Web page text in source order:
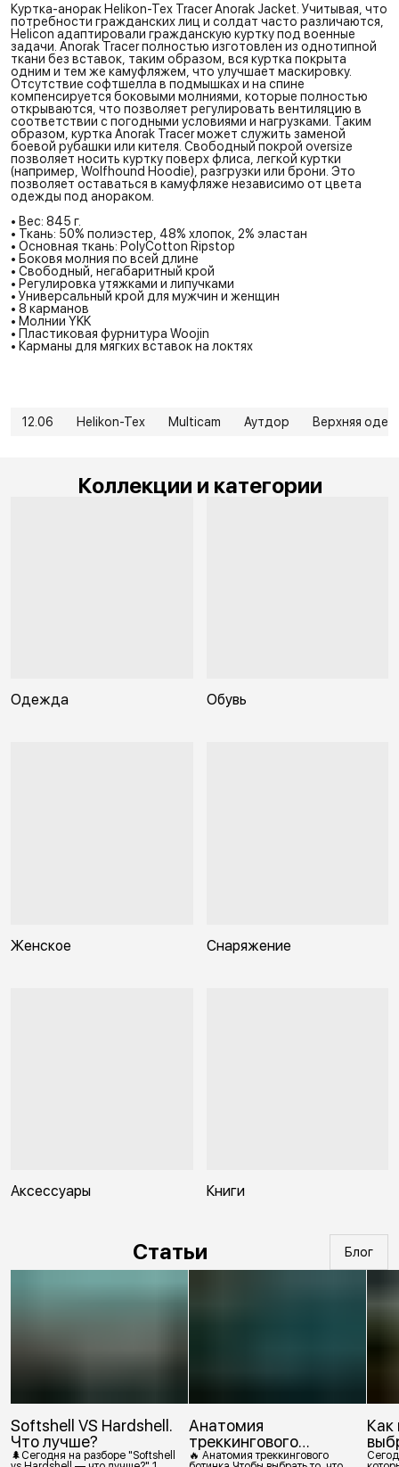
Куртка-анорак Helikon-Tex Tracer Anorak Jacket. Учитывая, что
потребности гражданских лиц и солдат часто различаются,
Helicon адаптировали гражданскую куртку под военные
задачи. Anorak Tracer полностью изготовлен из однотипной
ткани без вставок, таким образом, вся куртка покрыта
одним и тем же камуфляжем, что улучшает маскировку.
Отсутствие софтшелла в подмышках и на спине
компенсируется боковыми молниями, которые полностью
открываются, что позволяет регулировать вентиляцию в
соответствии с погодными условиями и нагрузками. Таким
образом, куртка Anorak Tracer может служить заменой
боевой рубашки или кителя. Свободный покрой oversize
позволяет носить куртку поверх флиса, легкой куртки
(например, Wolfhound Hoodie), разгрузки или брони. Это
позволяет оставаться в камуфляже независимо от цвета
одежды под анораком.
• Вес: 845 г.
• Ткань: 50% полиэстер, 48% хлопок, 2% эластан
• Основная ткань: PolyCotton Ripstop
• Боковя молния по всей длине
• Свободный, негабаритный крой
• Регулировка утяжками и липучками
• Универсальный крой для мужчин и женщин
• 8 карманов
• Молнии YKK
• Пластиковая фурнитура Woojin
• Карманы для мягких вставок на локтях
12.06 Helikon-Tex Multicam Аутдор Верхняя
Коллекции и категории
Одежда Обувь
Женское Снаряжение
Аксессуары Книги
Статьи Блог
Softshell VS Hardshell.
Что лучше?
🌲Сегодня на разборе "Softshell
Анатомия
треккингового
ботинка
🔥 Анатомия треккингового
Как